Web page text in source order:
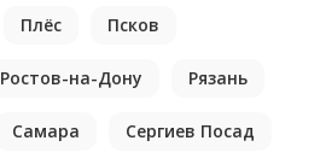
Плёс Псков
Ростов-на-Дону Рязань
Самара Сергиев Посад